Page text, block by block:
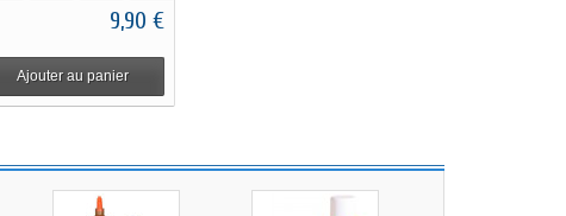
9,90 €
Ajouter au panier